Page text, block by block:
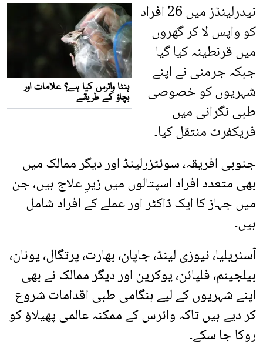
نیدرلینڈز میں 26 افراد
کو واپس لا کر گھروں
میں قرنطینہ کیا گیا
جبکہ جرمنی نے اپنے
شہریوں کو خصوصی
طبی نگرانی میں
فریکفرٹ منتقل کیا۔
جنوبی افریقہ، سوئٹزرلینڈ اور دیگر ممالک میں
بھی متعدد افراد اسپتالوں میں زیرِ علاج ہیں، جن
میں جہاز کا ایک ڈاکٹر اور عملے کے افراد شامل
ہیں۔
آسٹریلیا، نیوزی لینڈ، جاپان، بھارت، پرتگال، یونان،
بیلجیئم، فلپائن، یوکرین اور دیگر ممالک نے بھی
اپنے شہریوں کے لیے ہنگامی طبی اقدامات شروع
کر دیے ہیں تاکہ وائرس کے ممکنہ عالمی پھیلاؤ کو
روکا جا سکے۔